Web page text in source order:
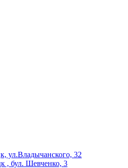
ул.Владычанского, 32
, бул. Шевченко, 3